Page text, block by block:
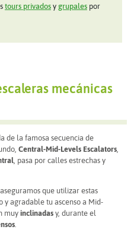
tours privados y grupales por
mecánicas
de la famosa secuencia de
Central-Mid-Levels Escalators
, pasa por calles estrechas y
que utilizar estas
y agradable tu ascenso a Mid-
muyinclinadas y, durante el